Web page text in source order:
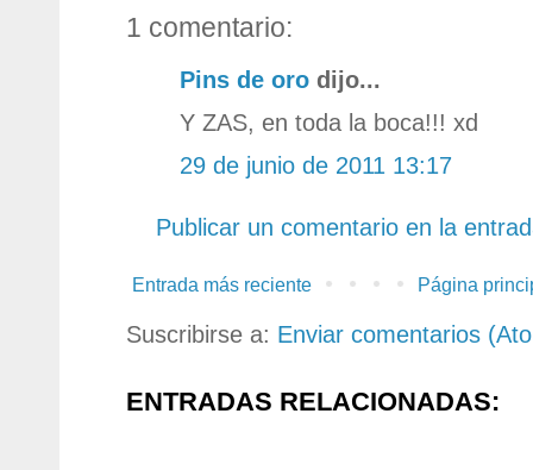
1 comentario:
Pins de oro dijo...
Y ZAS, en toda la boca!!! xd
29 de junio de 2011 13:17
Publicar un comentario en la
Entrada más reciente Página
Suscribirse a: Enviar comentarios
ENTRADAS RELACIONADAS: